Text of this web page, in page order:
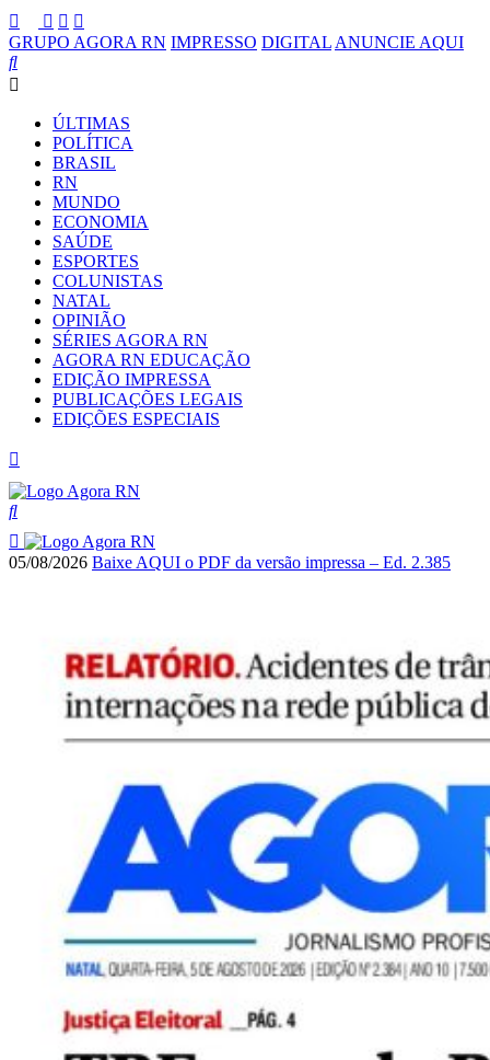
GRUPO AGORA RN IMPRESSO DIGITAL ANUNCIE AQUI
ÚLTIMAS
POLÍTICA
BRASIL
RN
MUNDO
ECONOMIA
SAÚDE
ESPORTES
COLUNISTAS
NATAL
OPINIÃO
SÉRIES AGORA RN
AGORA RN EDUCAÇÃO
EDIÇÃO IMPRESSA
PUBLICAÇÕES LEGAIS
EDIÇÕES ESPECIAIS
05/08/2026 Baixe AQUI o PDF da versão impressa – Ed. 2.385